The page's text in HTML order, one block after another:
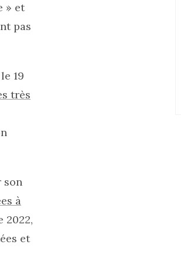
» et
pas
19
très
son
à
2022,
et